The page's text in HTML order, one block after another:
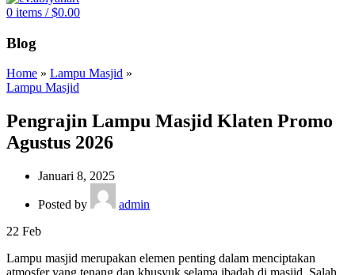
0 items / $0.00
Blog
Home » Lampu Masjid »
Lampu Masjid
Pengrajin Lampu Masjid Klaten Promo
Agustus 2026
Januari 8, 2025
Posted by
admin
22 Feb
Lampu masjid merupakan elemen penting dalam menciptakan